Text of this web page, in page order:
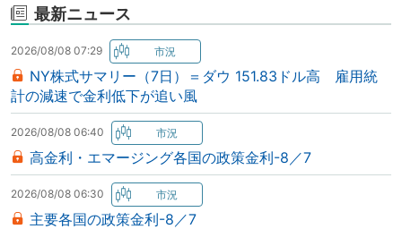
最新ニュース
2026/08/08 07:29
NY株式サマリー（7日）＝ダウ 151.83ドル高 雇用統
計の減速で金利低下が追い風
2026/08/08 06:40
高金利・エマージング各国の政策金利-8／7
2026/08/08 06:30
主要各国の政策金利-8／7